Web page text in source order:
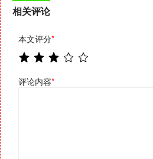
相关评论
本文评分*
评论内容*